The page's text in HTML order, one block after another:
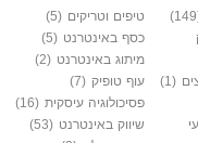
טיפים וטריקים (5)
כסף באינטרנט (5)
מיתוג באינטרנט (2)
(1) עוף טופיק (7)
פסיכולוגיה עיסקית (16)
שיווק באינטרנט (53)